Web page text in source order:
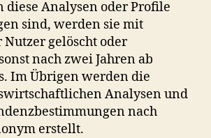
diese Analysen oder Profile
sind, werden sie mit
gelöscht oder
nach zwei Jahren ab
Im Übrigen werden die
Analysen und
nach
erstellt.